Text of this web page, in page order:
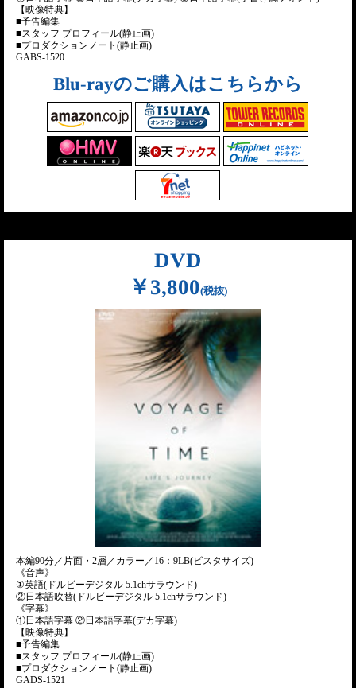
【映像特典】
■予告編集
■スタッフ プロフィール(静止画)
■プロダクションノート(静止画)
GABS-1520
Blu-rayのご購入はこちらから
DVD
￥3,800(税抜)
本編90分／片面・2層／カラー／16：9LB(ビスタサイズ)
《音声》
①英語(ドルビーデジタル 5.1chサラウンド)
②日本語吹替(ドルビーデジタル 5.1chサラウンド)
《字幕》
①日本語字幕 ②日本語字幕(デカ字幕)
【映像特典】
■予告編集
■スタッフ プロフィール(静止画)
■プロダクションノート(静止画)
GADS-1521